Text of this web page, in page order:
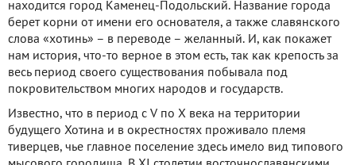
находится город Каменец-Подольский. Название города
берет корни от имени его основателя, а также славянского
слова «хотинь» – в переводе – желанный. И, как покажет
нам история, что-то верное в этом есть, так как крепость за
весь период своего существования побывала под
покровительством многих народов и государств.
Известно, что в период с V по X века на территории
будущего Хотина и в окрестностях проживало племя
тиверцев, чье главное поселение здесь имело вид типового